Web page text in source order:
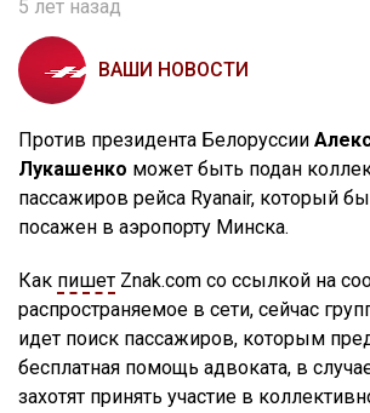
5 лет назад
ВАШИ НОВОСТИ
Против президента Белоруссии
Лукашенко может быть подан
пассажиров рейса Ryanair, который
посажен в аэропорту Минска.
Как пишет Znak.com со ссылкой на
распространяемое в сети, сейчас
идет поиск пассажиров, которым
бесплатная помощь адвоката, в
захотят принять участие в